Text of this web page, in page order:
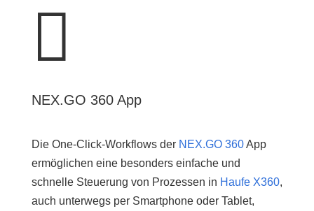

NEX.GO 360 App
Die One-Click-Workflows der NEX.GO 360App
ermöglichen eine besonders einfache und
schnelle Steuerung von Prozessen in Haufe X360,
auch unterwegs per Smartphone oder Tablet,